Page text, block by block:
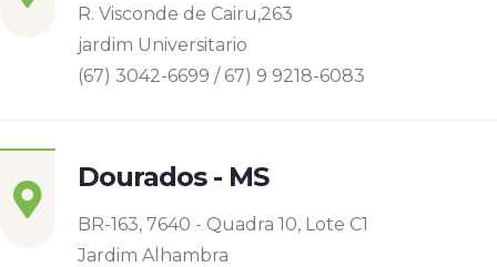
R. Visconde de Cairu,263
jardim Universitario
(67) 3042-6699 / 67) 9 9218-6083
Dourados - MS
BR-163, 7640 - Quadra 10, Lote C1
Jardim Alhambra